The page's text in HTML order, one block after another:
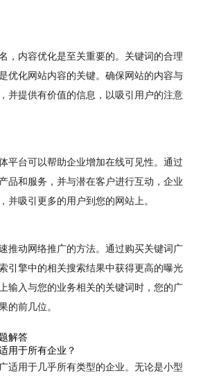
，内容优化是至关重要的。关键词的合理
优化网站内容的关键。确保网站的内容与
并提供有价值的信息，以吸引用户的注意
平台可以帮助企业增加在线可见性。通过
品和服务，并与潜在客户进行互动，企业
并吸引更多的用户到您的网站上。
推动网络推广的方法。通过购买关键词广
引擎中的相关搜索结果中获得更高的曝光
输入与您的业务相关的关键词时，您的广
的前几位。
解答
用于所有企业？
适用于几乎所有类型的企业。无论是小型